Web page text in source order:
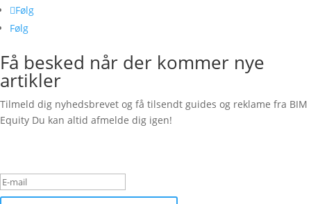
Følg
Følg
Få besked når der kommer nye
artikler
Tilmeld dig nyhedsbrevet og få tilsendt guides og reklame fra BIM
Equity Du kan altid afmelde dig igen!